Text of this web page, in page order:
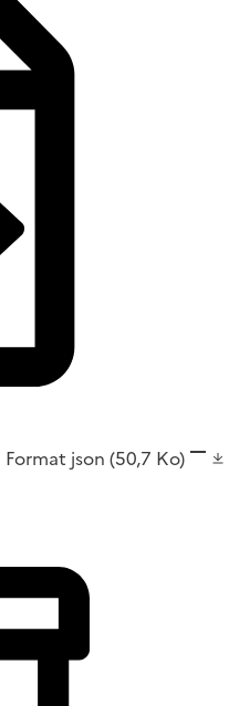
Format json (50,7 Ko)